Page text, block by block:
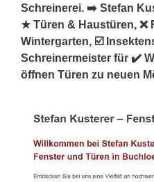
Schreinerei. ➡️ Stefan
★ Türen & Haustüren, ❌
Wintergarten, ☑️
Schreinermeister für ✔️
öffnen Türen zu neuen